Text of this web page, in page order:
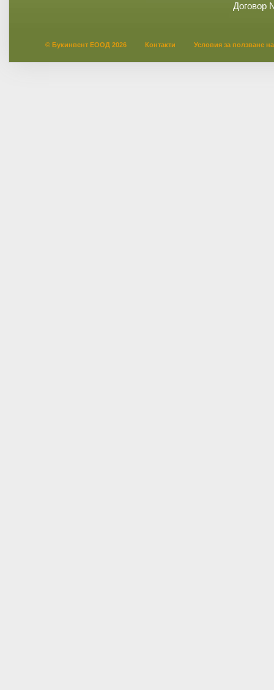
Договор
© Букинвент ЕООД 2026 Контакти Условия за ползване